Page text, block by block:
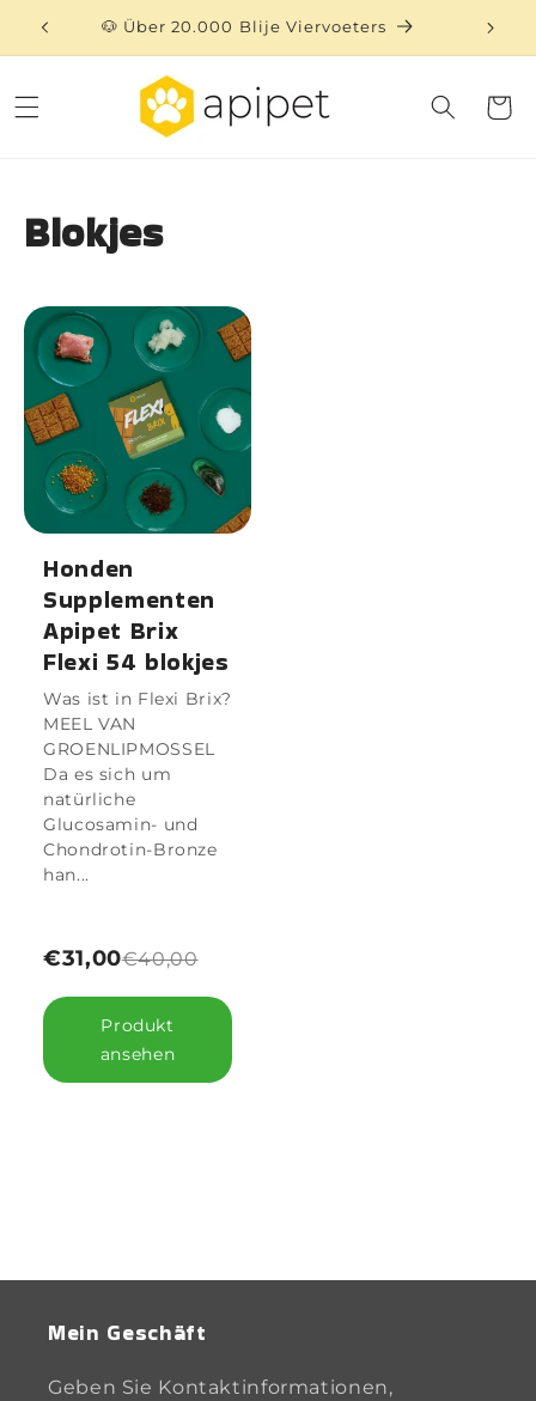
zum
Inhalt
🐶 Über 20.000 Blije Viervoeters
Blokjes
Honden
Supplementen
Apipet Brix
Flexi 54 blokjes
Was ist in Flexi Brix?
MEEL VAN
GROENLIPMOSSEL
Da es sich um
natürliche
Glucosamin- und
Chondrotin-Bronze
han...
€31,00€40,00
Produkt
ansehen
Mein Geschäft
Geben Sie Kontaktinformationen,